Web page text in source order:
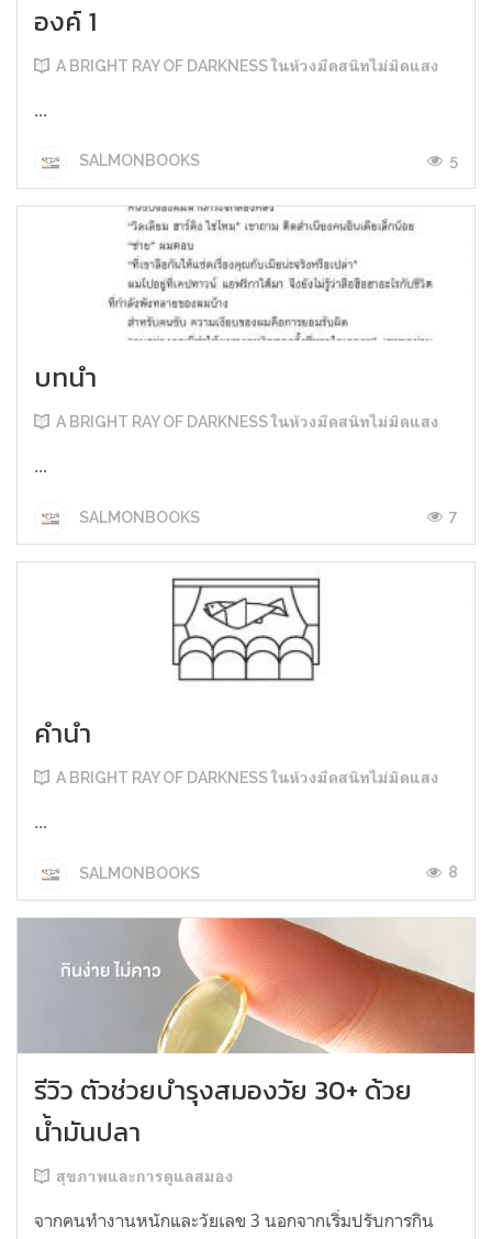
องค์ 1
A BRIGHT RAY OF DARKNESS ในห้วงมืดสนิทไม่มิดแสง
...
SALMONBOOKS 5
บทนำ
A BRIGHT RAY OF DARKNESS ในห้วงมืดสนิทไม่มิดแสง
...
SALMONBOOKS 7
คำนำ
A BRIGHT RAY OF DARKNESS ในห้วงมืดสนิทไม่มิดแสง
...
SALMONBOOKS 8
รีวิว ตัวช่วยบำรุงสมองวัย 30+ ด้วย
น้ำมันปลา
สุขภาพและการดูแลสมอง
จากคนทำงานหนักและวัยเลข 3 นอกจากเริ่มปรับการกิน